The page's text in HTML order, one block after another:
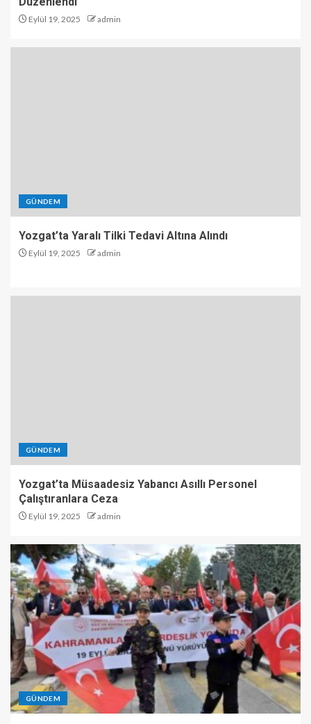
Eylül 19, 2025 admin
GÜNDEM
Yozgat’ta Yaralı Tilki Tedavi Altına Alındı
Eylül 19, 2025 admin
GÜNDEM
Yozgat’ta Müsaadesiz Yabancı Asıllı Personel
Çalıştıranlara Ceza
Eylül 19, 2025 admin
GÜNDEM